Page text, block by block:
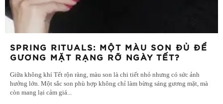
SPRING RITUALS: MỘT MÀU SON ĐỦ ĐỂ
GƯƠNG MẶT RẠNG RỠ NGÀY TẾT?
Giữa không khí Tết rộn ràng, màu son là chi tiết nhỏ nhưng có sức ảnh
hưởng lớn. Một sắc son phù hợp không chỉ làm bừng sáng gương mặt, mà
còn mang lại cảm giá...